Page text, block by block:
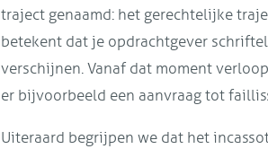
traject genaamd: het gerechtelijke
betekent dat je opdrachtgever
verschijnen. Vanaf dat moment
er bijvoorbeeld een aanvraag tot
Uiteraard begrijpen we dat het